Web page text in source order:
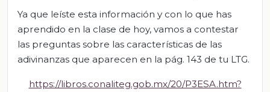
Ya que leíste esta información y con lo que has
aprendido en la clase de hoy, vamos a contestar
las preguntas sobre las características de las
adivinanzas que aparecen en la pág. 143 de tu LTG.
https://libros.conaliteg.gob.mx/20/P3ESA.htm?